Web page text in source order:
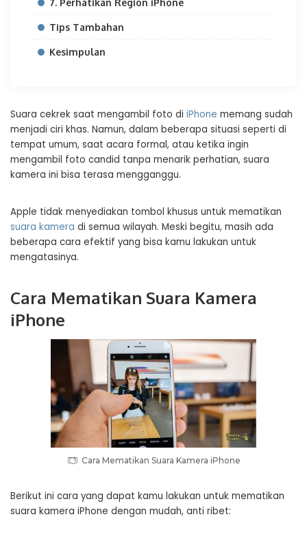
7. Perhatikan Region iPhone
Tips Tambahan
Kesimpulan
Suara cekrek saat mengambil foto di iPhone memang sudah
menjadi ciri khas. Namun, dalam beberapa situasi seperti di
tempat umum, saat acara formal, atau ketika ingin
mengambil foto candid tanpa menarik perhatian, suara
kamera ini bisa terasa mengganggu.
Apple tidak menyediakan tombol khusus untuk mematikan
suara kamera di semua wilayah. Meski begitu, masih ada
beberapa cara efektif yang bisa kamu lakukan untuk
mengatasinya.
Cara Mematikan Suara Kamera
iPhone
Cara Mematikan Suara Kamera iPhone
Berikut ini cara yang dapat kamu lakukan untuk mematikan
suara kamera iPhone dengan mudah, anti ribet: